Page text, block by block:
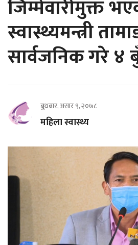
जिम्मेवारीमुक्त
स्वास्थ्यमन्त्री
सार्वजनिक गरे ४
बुधबार, असार ९, २०७८
महिला स्वास्थ्य